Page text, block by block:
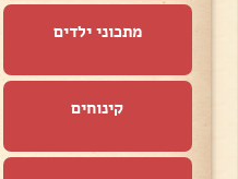
מתכוני ילדים
קינוחים